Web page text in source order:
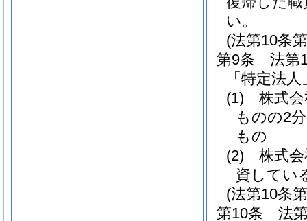
い。
(法第10条
第9条
法第
「特定法
(1)
株式
ものの2
もの
(2)
株式
資してい
(法第10条
第10条
法